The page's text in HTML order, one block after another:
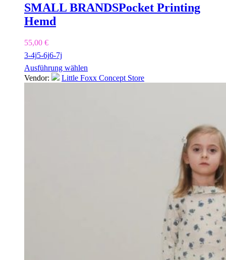
SMALL BRANDSPocket Printing
Hemd
55,00 €
3-4j5-6j6-7j
Ausführung wählen
Vendor:
Little Foxx Concept Store